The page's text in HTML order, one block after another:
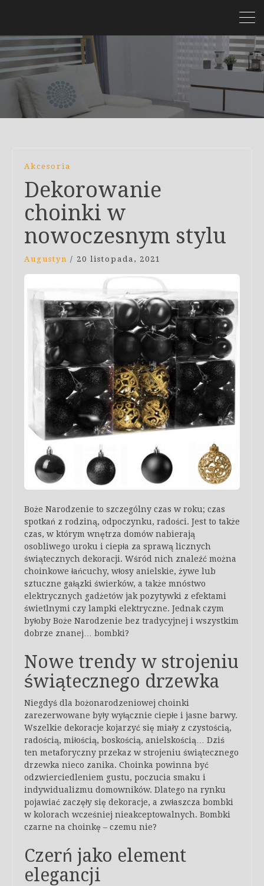
Akcesoria
Dekorowanie
choinki w
nowoczesnym stylu
Augustyn / 20 listopada, 2021
Boże Narodzenie to szczególny czas w roku; czas
spotkań z rodziną, odpoczynku, radości. Jest to także
czas, w którym wnętrza domów nabierają
osobliwego uroku i ciepła za sprawą licznych
świątecznych dekoracji. Wśród nich znaleźć można
choinkowe łańcuchy, włosy anielskie, żywe lub
sztuczne gałązki świerków, a także mnóstwo
elektrycznych gadżetów jak pozytywki z efektami
świetlnymi czy lampki elektryczne. Jednak czym
byłoby Boże Narodzenie bez tradycyjnej i wszystkim
dobrze znanej… bombki?
Nowe trendy w strojeniu
świątecznego drzewka
Niegdyś dla bożonarodzeniowej choinki
zarezerwowane były wyłącznie ciepłe i jasne barwy.
Wszelkie dekoracje kojarzyć się miały z czystością,
radością, miłością, boskością, anielskością… Dziś
ten metaforyczny przekaz w strojeniu świątecznego
drzewka nieco zanika. Choinka powinna być
odzwierciedleniem gustu, poczucia smaku i
indywidualizmu domowników. Dlatego na rynku
pojawiać zaczęły się dekoracje, a zwłaszcza bombki
w kolorach wcześniej nieakceptowalnych. Bombki
czarne na choinkę – czemu nie?
Czerń jako element
elegancji